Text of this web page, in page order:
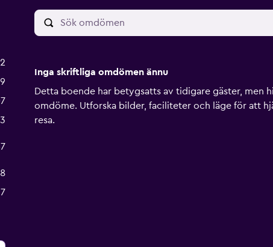
Inga skriftliga omdömen ännu
Detta boende har betygsatts av tidigare gäster, men
omdöme. Utforska bilder, faciliteter och läge för att
resa.